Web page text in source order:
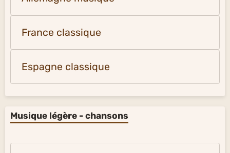
France classique
Espagne classique
Musique légère - chansons